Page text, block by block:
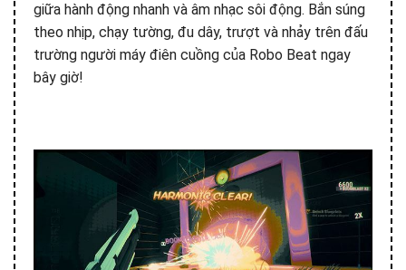
giữa hành động nhanh và âm nhạc sôi động. Bắn súng
theo nhịp, chạy tường, đu dây, trượt và nhảy trên đấu
trường người máy điên cuồng của Robo Beat ngay
bây giờ!